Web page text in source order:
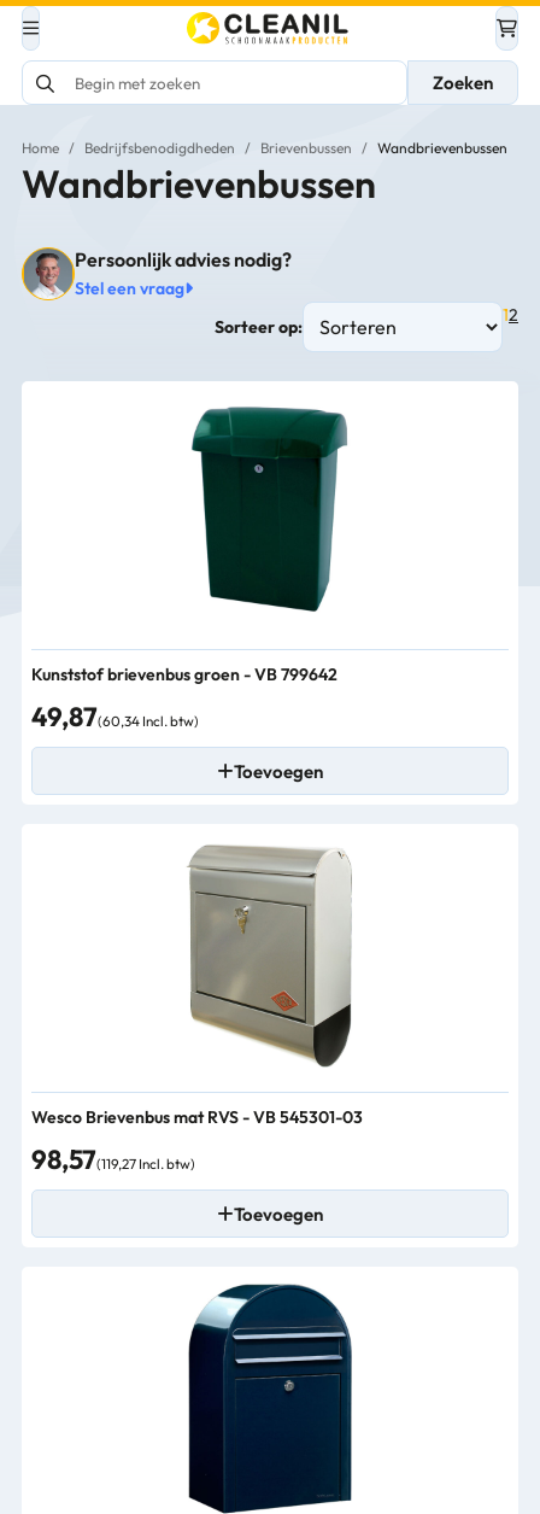
Zoeken
Home / Bedrijfsbenodigdheden / Brievenbussen / Wandbrievenbussen
Wandbrievenbussen
Persoonlijk advies nodig?
Stel een vraag
Sorteer op:
12
Kunststof brievenbus groen - VB 799642
49,87(60,34 Incl. btw)
Toevoegen
Wesco Brievenbus mat RVS - VB 545301-03
98,57(119,27 Incl. btw)
Toevoegen